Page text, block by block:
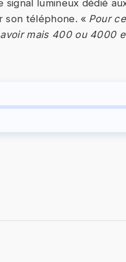
lumineux dédié
son téléphone. « Pour
mais 400 ou 4000